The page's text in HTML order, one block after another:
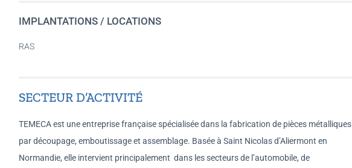
IMPLANTATIONS / LOCATIONS
RAS
SECTEUR D’ACTIVITÉ
TEMECA est une entreprise française spécialisée dans la fabrication de pièces métalliques
par découpage, emboutissage et assemblage. Basée à Saint Nicolas d’Aliermont en
Normandie, elle intervient principalement dans les secteurs de l’automobile, de